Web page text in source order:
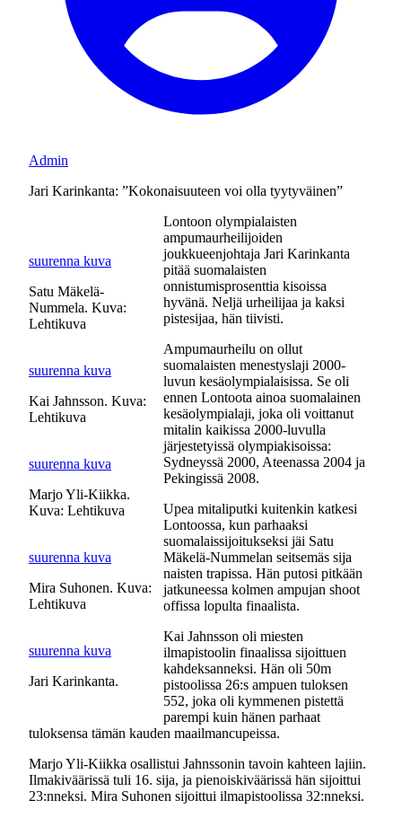
Admin
Jari Karinkanta: ”Kokonaisuuteen voi olla tyytyväinen”
suurenna kuva
Satu Mäkelä-
Nummela. Kuva:
Lehtikuva
suurenna kuva
Kai Jahnsson. Kuva:
Lehtikuva
suurenna kuva
Marjo Yli-Kiikka.
Kuva: Lehtikuva
suurenna kuva
Mira Suhonen. Kuva:
Lehtikuva
suurenna kuva
Jari Karinkanta.
Lontoon olympialaisten
ampumaurheilijoiden
joukkueenjohtaja Jari Karinkanta
pitää suomalaisten
onnistumisprosenttia kisoissa
hyvänä. Neljä urheilijaa ja kaksi
pistesijaa, hän tiivisti.
Ampumaurheilu on ollut
suomalaisten menestyslaji 2000-
luvun kesäolympialaisissa. Se oli
ennen Lontoota ainoa suomalainen
kesäolympialaji, joka oli voittanut
mitalin kaikissa 2000-luvulla
järjestetyissä olympiakisoissa:
Sydneyssä 2000, Ateenassa 2004 ja
Pekingissä 2008.
Upea mitaliputki kuitenkin katkesi
Lontoossa, kun parhaaksi
suomalaissijoitukseksi jäi Satu
Mäkelä-Nummelan seitsemäs sija
naisten trapissa. Hän putosi pitkään
jatkuneessa kolmen ampujan shoot
offissa lopulta finaalista.
Kai Jahnsson oli miesten
ilmapistoolin finaalissa sijoittuen
kahdeksanneksi. Hän oli 50m
pistoolissa 26:s ampuen tuloksen
552, joka oli kymmenen pistettä
parempi kuin hänen parhaat
tuloksensa tämän kauden maailmancupeissa.
Marjo Yli-Kiikka osallistui Jahnssonin tavoin kahteen lajiin.
Ilmakiväärissä tuli 16. sija, ja pienoiskiväärissä hän sijoittui
23:nneksi. Mira Suhonen sijoittui ilmapistoolissa 32:nneksi.